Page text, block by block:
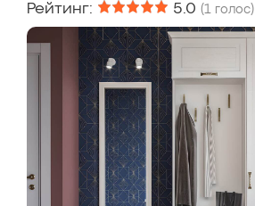
Рейтинг: 5.0 (1 голос)